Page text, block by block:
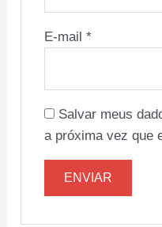
E-mail *
Salvar meus
a próxima vez que